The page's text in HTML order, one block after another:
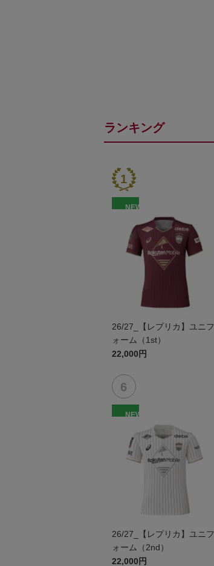
ランキング
NEW
26/27_【レプリカ】ユニフ
ォーム（1st）
22,000円
NEW
26/27_【レプリカ】ユニフ
ォーム（2nd）
22,000円